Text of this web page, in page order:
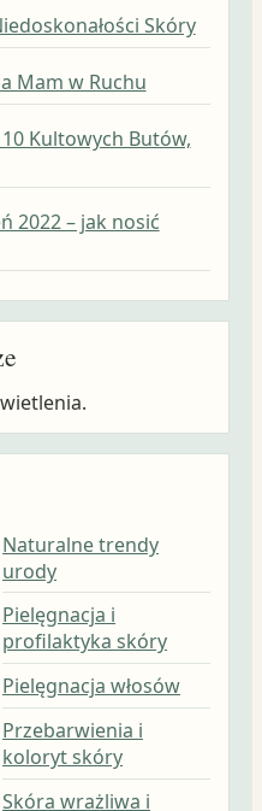
Skóry
Mam w Ruchu
Kultowych Butów,
2022 – jak nosić
Naturalne trendy
urody
Pielęgnacja i
profilaktyka skóry
Pielęgnacja włosów
Przebarwienia i
koloryt skóry
Skóra wrażliwa i